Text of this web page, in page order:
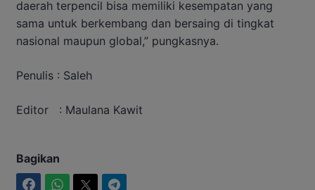
daerah terpencil bisa memiliki kesempatan yang
sama untuk berkembang dan bersaing di tingkat
nasional maupun global,” pungkasnya.
Penulis : Saleh
Editor : Maulana Kawit
Bagikan